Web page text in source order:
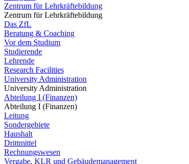
Zentrum für Lehrkräftebildung
Zentrum für Lehrkräftebildung
Das ZfL
Beratung & Coaching
Vor dem Studium
Studierende
Lehrende
Research Facilities
University Administration
University Administration
Abteilung I (Finanzen)
Abteilung I (Finanzen)
Leitung
Sondergebiete
Haushalt
Drittmittel
Rechnungswesen
Vergabe, KLR und Gebäudemanagement